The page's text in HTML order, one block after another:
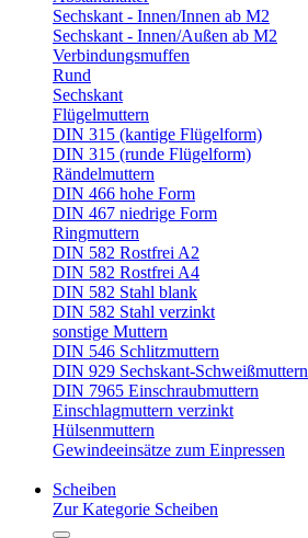
Sechskant - Innen/Innen ab M2
Sechskant - Innen/Außen ab M2
Verbindungsmuffen
Rund
Sechskant
Flügelmuttern
DIN 315 (kantige Flügelform)
DIN 315 (runde Flügelform)
Rändelmuttern
DIN 466 hohe Form
DIN 467 niedrige Form
Ringmuttern
DIN 582 Rostfrei A2
DIN 582 Rostfrei A4
DIN 582 Stahl blank
DIN 582 Stahl verzinkt
sonstige Muttern
DIN 546 Schlitzmuttern
DIN 929 Sechskant-Schweißmuttern
DIN 7965 Einschraubmuttern
Einschlagmuttern verzinkt
Hülsenmuttern
Gewindeeinsätze zum Einpressen
Scheiben
Zur Kategorie Scheiben